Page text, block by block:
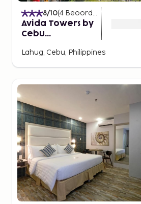
8/10(4 Beoordelingen
Avida Towers by
Cebu
Rentals
Lahug, Cebu, Philippines